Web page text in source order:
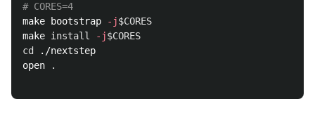
# CORES=4
make bootstrap
-j$CORES
make install -j$CORES
cd
./nextstep
open
.